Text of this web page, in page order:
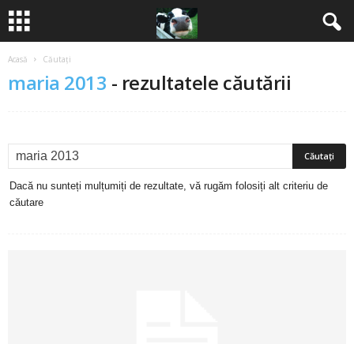
Acasă Căutați
maria 2013 - rezultatele căutării
Dacă nu sunteți mulțumiți de rezultate, vă rugăm folosiți alt criteriu de
căutare